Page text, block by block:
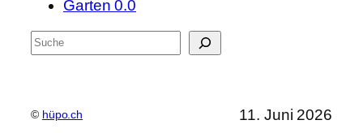
Garten 0.0
S
u
e
© hüpo.ch 11. Juni 2026